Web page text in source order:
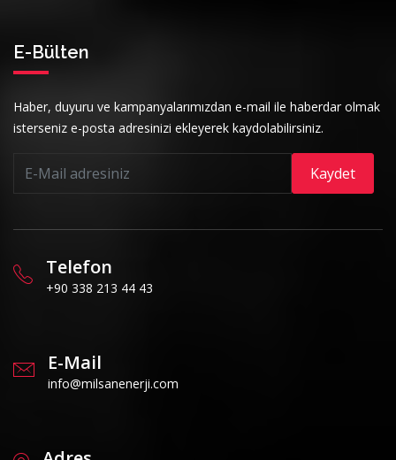
E-Bülten
Haber, duyuru ve kampanyalarımızdan e-mail ile haberdar olmak
isterseniz e-posta adresinizi ekleyerek kaydolabilirsiniz.
Kaydet
Telefon
+90 338 213 44 43
E-Mail
info@milsanenerji.com